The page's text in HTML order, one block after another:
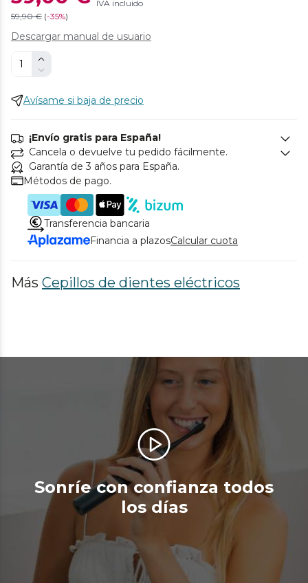
IVA incluido
59,90 € (-35%)
Descargar manual de usuario
Avísame si baja de precio
¡Envío gratis para España!
Cancela o devuelve tu pedido fácilmente.
Garantía de 3 años para España.
Métodos de pago.
Transferencia bancaria
Financia a plazosCalcular cuota
Más Cepillos de dientes eléctricos
Sonríe con confianza todos
los días